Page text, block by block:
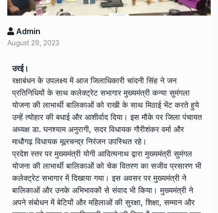
Admin
August 29, 2023
उरई।
रक्षाबंधन के उपलक्ष्य में आज जिलाधिकारी चांदनी सिंह ने जन
प्रतिनिधियों के साथ कलेक्ट्रेट सभागार मुख्यमंत्री कन्या सुमंगला
योजना की लाभार्थी बालिकाओं को राखी के साथ मिठाई भेंट करते हुये
उन्हें त्योहार की बधाई और आशीर्वाद दिया। इस मौके पर जिला पंचायत
अध्यक्ष डा. घनश्याम अनुरागी, सदर विधायक गौरीशंकर वर्मा और
माधौगढ़ विधायक मूलचन्द्र निरंजन उपस्थित रहे।
प्रदेश स्तर पर मुख्यमंत्री योगी आदित्यनाथ द्वारा मुख्यमंत्री सुमंगल
योजना की लाभार्थी बालिकाओं को चेक वितरण का सजीव प्रसारण भी
कलेक्ट्रेट सभागार में दिखाया गया। इस अवसर पर मुख्यमंत्री ने
बालिकाओं और उनके अभिभावकों से संवाद भी किया। मुख्यमंत्री ने
अपने संबोधन में बेटियों और महिलाओं की सुरक्षा, शिक्षा, सम्मान और